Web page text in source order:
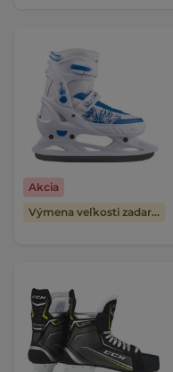
Akcia
Výmena veľkosti zadarmo